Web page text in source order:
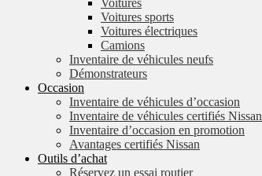
Voitures
Voitures sports
Voitures électriques
Camions
Inventaire de véhicules neufs
Démonstrateurs
Occasion
Inventaire de véhicules d’occasion
Inventaire de véhicules certifiés Nissan
Inventaire d’occasion en promotion
Avantages certifiés Nissan
Outils d’achat
Réservez un essai routier